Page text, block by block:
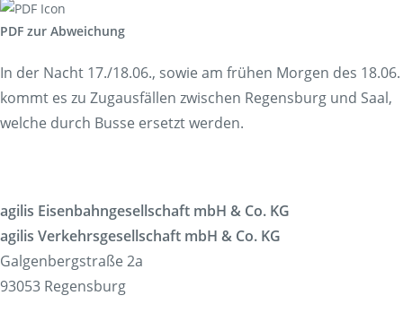
PDF zur Abweichung
In der Nacht 17./18.06., sowie am frühen Morgen des 18.06.
kommt es zu Zugausfällen zwischen Regensburg und Saal,
welche durch Busse ersetzt werden.
agilis Eisenbahngesellschaft mbH & Co. KG
agilis Verkehrsgesellschaft mbH & Co. KG
Galgenbergstraße 2a
93053 Regensburg